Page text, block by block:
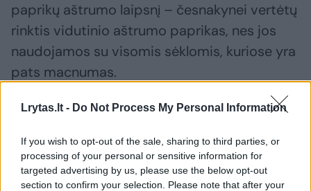
Lrytas.lt - Do Not Process My Personal Information
If you wish to opt-out of the sale, sharing to third parties, or
processing of your personal or sensitive information for
targeted advertising by us, please use the below opt-out
section to confirm your selection. Please note that after your
paprikų aštrumo laipsnį – česnakynei vertėtų
rinktis vidutinio aštrumo paprikas, nes jos
naudojamos su visomis sėklomis, kuriose yra
pats macnumas.
Jei turite labai aštrių, deginančių, prieš
gaminant sėklas visgi išimkite. Aš šį kartą
naudojau geltonas, beveik oranžines
aitriąsias paprikas, todėl gavosi tokia ryški